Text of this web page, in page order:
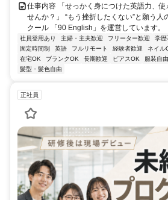
仕事内容 「せっかく身につけた英語力、
せんか？」 “もう挫折したくない”と願う人
クール 「90 English」を運営しています。
社員登用あり 主婦・主夫歓迎 フリーター歓迎 学歴
固定時間制
英語 フルリモート 経験者歓迎 ネイル
在宅OK
ブランクOK 長期歓迎 ピアスOK 服装自由
髪型・髪色自由
正社員